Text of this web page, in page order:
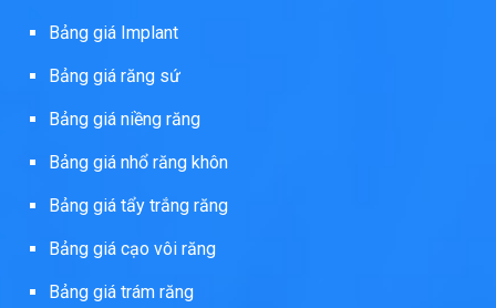
Bảng giá Implant
Bảng giá răng sứ
Bảng giá niềng răng
Bảng giá nhổ răng khôn
Bảng giá tẩy trắng răng
Bảng giá cạo vôi răng
Bảng giá trám răng